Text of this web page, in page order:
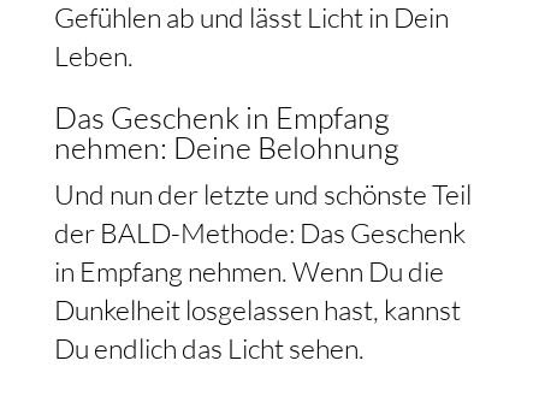
Gefühlen ab und lässt Licht in Dein
Leben.
Das Geschenk in Empfang
nehmen: Deine Belohnung
Und nun der letzte und schönste Teil
der BALD-Methode: Das Geschenk
in Empfang nehmen. Wenn Du die
Dunkelheit losgelassen hast, kannst
Du endlich das Licht sehen.